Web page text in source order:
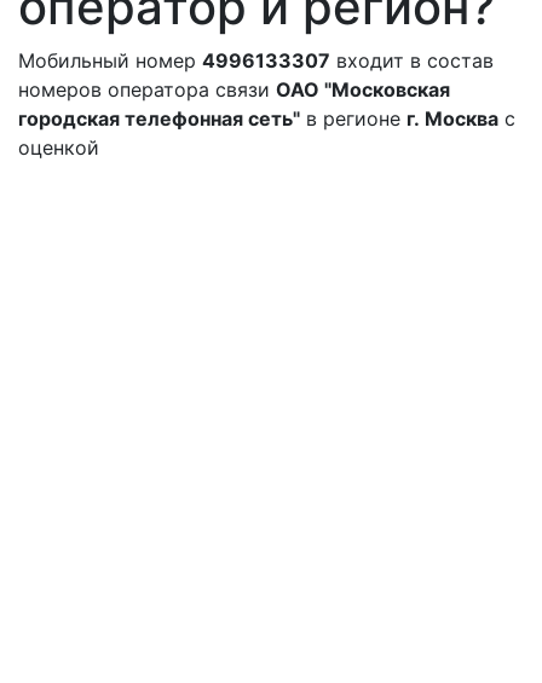
Мобильный номер 4996133307 входит в состав
номеров оператора связи ОАО "Московская
городская телефонная сеть" в регионе г. Москва с
оценкой